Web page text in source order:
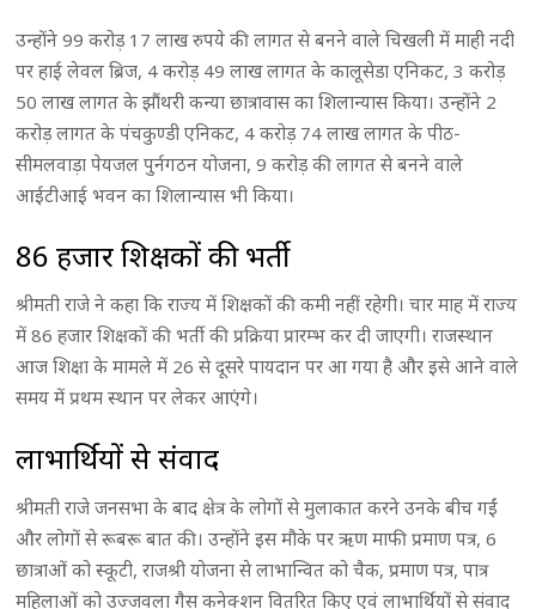
उन्होंने 99 करोड़ 17 लाख रुपये की लागत से बनने वाले चिखली में माही नदी
पर हाई लेवल ब्रिज, 4 करोड़ 49 लाख लागत के कालूसेडा एनिकट, 3 करोड़
50 लाख लागत के झौंथरी कन्या छात्रावास का शिलान्यास किया। उन्होंने 2
करोड़ लागत के पंचकुण्डी एनिकट, 4 करोड़ 74 लाख लागत के पीठ-
सीमलवाड़ा पेयजल पुर्नगठन योजना, 9 करोड़ की लागत से बनने वाले
आईटीआई भवन का शिलान्यास भी किया।
86 हजार शिक्षकों की भर्ती
श्रीमती राजे ने कहा कि राज्य में शिक्षकों की कमी नहीं रहेगी। चार माह में राज्य
में 86 हजार शिक्षकों की भर्ती की प्रक्रिया प्रारम्भ कर दी जाएगी। राजस्थान
आज शिक्षा के मामले में 26 से दूसरे पायदान पर आ गया है और इसे आने वाले
समय में प्रथम स्थान पर लेकर आएंगे।
लाभार्थियों से संवाद
श्रीमती राजे जनसभा के बाद क्षेत्र के लोगों से मुलाकात करने उनके बीच गईं
और लोगों से रूबरू बात की। उन्होंने इस मौके पर ऋण माफी प्रमाण पत्र, 6
छात्राओं को स्कूटी, राजश्री योजना से लाभान्वित को चैक, प्रमाण पत्र, पात्र
महिलाओं को उज्जवला गैस कनेक्शन वितरित किए एवं लाभार्थियों से संवाद